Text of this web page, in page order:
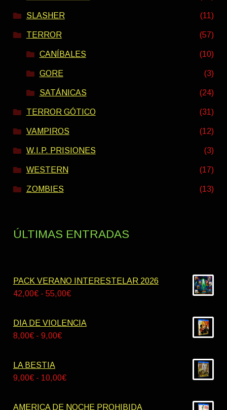
SLASHER (11)
TERROR (57)
CANÍBALES (10)
GORE (3)
SATÁNICAS (24)
TERROR GÓTICO (31)
VAMPIROS (12)
W.I.P. PRISIONES (3)
WESTERN (17)
ZOMBIES (13)
ÚLTIMAS ENTRADAS
PACK VERANO INTERESTELAR 2026
42,00€ - 55,00€Rango
precios:
DIA DE VIOLENCIA
8,00€ - 9,00€Rango
desde
LA BESTIA
9,00€ - 10,00€Rango
precios:
AMERICA DE NOCHE PROHIBIDA